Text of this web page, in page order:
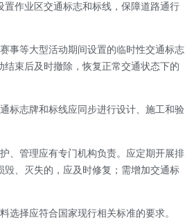
置作业区交通标志和标线，保障道路通行
事等大型活动期间设置的临时性交通标志
结束后及时撤除，恢复正常交通状态下的
标志牌和标线应同步进行设计、施工和验
、管理应有专门机构负责。应定期开展排
毁、灭失的，应及时修复；需增加交通标
选择应符合国家现行相关标准的要求。